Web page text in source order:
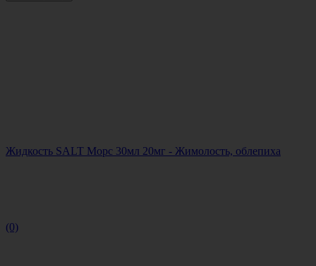
Жидкость SALT Морс 30мл 20мг - Жимолость, облепиха
(0)